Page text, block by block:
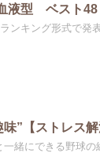
液型 ベスト48
キング形式で発表
”【ストレス解
緒にできる野球の